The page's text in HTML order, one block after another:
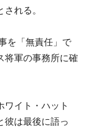
れる。
を「無責任」で
将軍の事務所に確
ワイト・ハット
彼は最後に語っ